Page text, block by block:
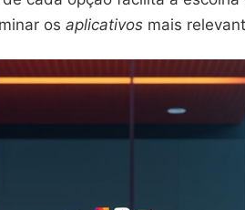
os aplicativos mais